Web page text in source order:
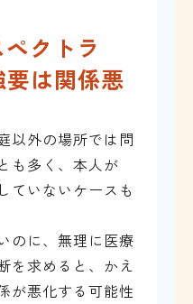
クトラ
は関係悪
以外の場所では問
も多く、本人が
ていないケースも
のに、無理に医療
を求めると、かえ
が悪化する可能性